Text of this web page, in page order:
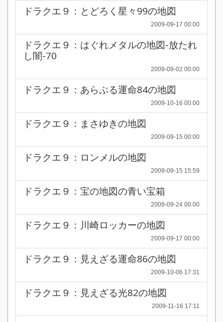
ドラクエ９：とどろく星々99の地図
2009-09-17 00:00
ドラクエ９：はぐれメタルの地図-放たれ
し闇-70
2009-09-02 00:00
ドラクエ９：あらぶる運命84の地図
2009-10-16 00:00
ドラクエ９：まさゆきの地図
2009-09-15 00:00
ドラクエ９：ロンメルの地図
2009-09-15 15:59
ドラクエ９：宝の地図の青い宝箱
2009-09-24 00:00
ドラクエ９：川崎ロッカーの地図
2009-09-17 00:00
ドラクエ９：見えざる運命86の地図
2009-10-06 17:31
ドラクエ９：見えざる光82の地図
2009-11-16 17:11